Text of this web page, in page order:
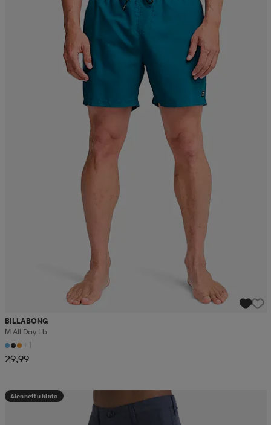
BILLABONG
M All Day Lb
+1
29,99
Alennettu hinta